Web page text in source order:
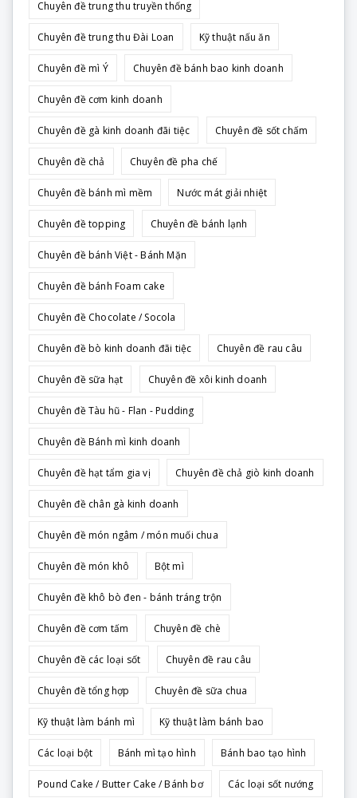
Chuyên đề trung thu truyền thống
Chuyên đề trung thu Đài Loan Kỹ thuật nấu ăn
Chuyên đề mì Ý Chuyên đề bánh bao kinh doanh
Chuyên đề cơm kinh doanh
Chuyên đề gà kinh doanh đãi tiệc Chuyên đề sốt chấm
Chuyên đề chả Chuyên đề pha chế
Chuyên đề bánh mì mềm Nước mát giải nhiệt
Chuyên đề topping Chuyên đề bánh lạnh
Chuyên đề bánh Việt - Bánh Mặn
Chuyên đề bánh Foam cake
Chuyên đề Chocolate / Socola
Chuyên đề bò kinh doanh đãi tiệc Chuyên đề rau câu
Chuyên đề sữa hạt Chuyên đề xôi kinh doanh
Chuyên đề Tàu hũ - Flan - Pudding
Chuyên đề Bánh mì kinh doanh
Chuyên đề hạt tẩm gia vị Chuyên đề chả giò kinh doanh
Chuyên đề chân gà kinh doanh
Chuyên đề món ngâm / món muối chua
Chuyên đề món khô Bột mì
Chuyên đề khô bò đen - bánh tráng trộn
Chuyên đề cơm tấm Chuyên đề chè
Chuyên đề các loại sốt Chuyên đề rau câu
Chuyên đề tổng hợp Chuyên đề sữa chua
Kỹ thuật làm bánh mì Kỹ thuật làm bánh bao
Các loại bột Bánh mì tạo hình Bánh bao tạo hình
Pound Cake / Butter Cake / Bánh bơ Các loại sốt nướng